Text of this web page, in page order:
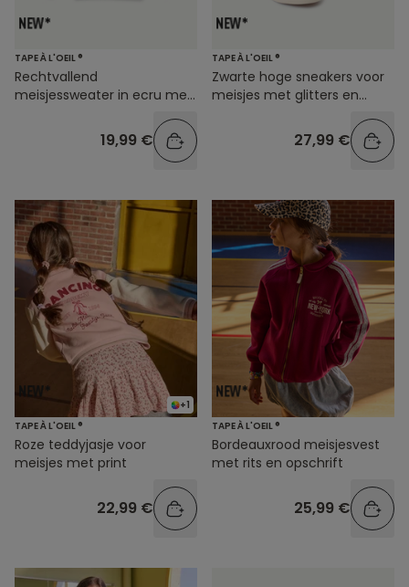
TAPE À L'OEIL ®
Rechtvallend
meisjessweater in ecru met
19,99 €
TAPE À L'OEIL ®
Zwarte hoge sneakers voor
meisjes met glitters en
27,99 €
+1
TAPE À L'OEIL ®
Roze teddyjasje voor
meisjes met print
22,99 €
TAPE À L'OEIL ®
Bordeauxrood meisjesvest
met rits en opschrift
25,99 €